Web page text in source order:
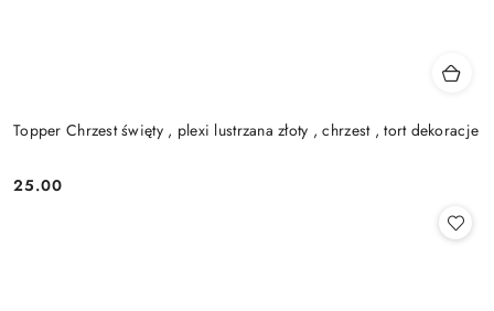
Topper Chrzest święty , plexi lustrzana złoty , chrzest , tort dekoracje
Cena:
25.00